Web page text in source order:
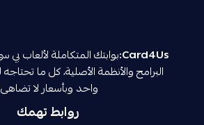
Card4Us: بوابتك المتكاملة لألعاب بي
البرامج والأنظمة الأصلية، كل ما
واحد وبأسعار لا
روابط تهمك